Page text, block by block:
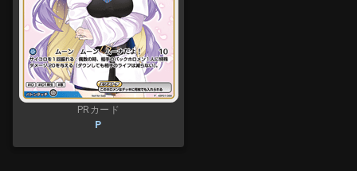
PRカード
P